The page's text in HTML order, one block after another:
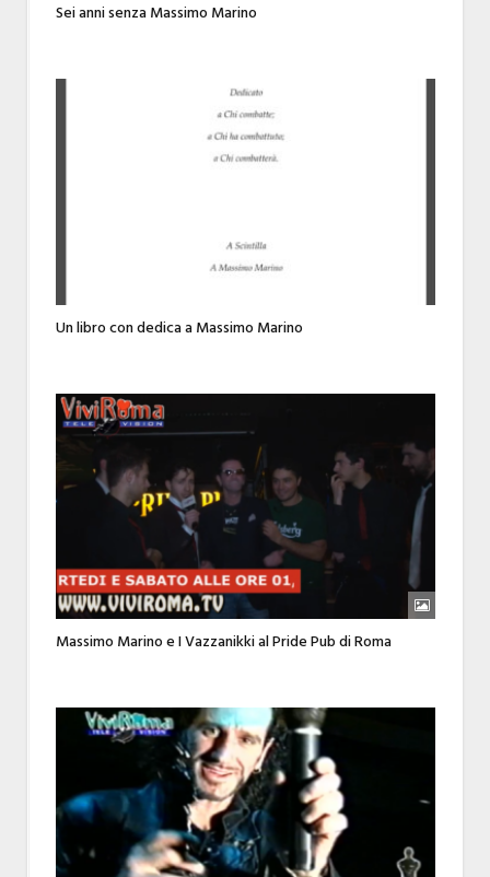
Sei anni senza Massimo Marino
Un libro con dedica a Massimo Marino
Massimo Marino e I Vazzanikki al Pride Pub di Roma